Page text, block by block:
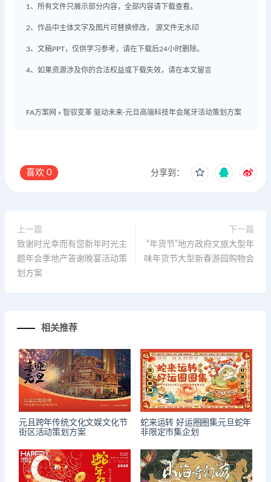
1、所有文件只展示部分内容，全部内容请下载查看。
2、作品中主体文字及图片可替换修改， 源文件无水印
3、文稿PPT，仅供学习参考，请在下载后24小时删除。
4、如果资源涉及你的合法权益或下载失效，请在本文留言
FA方案网 » 智驭变革 驱动未来-元旦高端科技年会尾牙活动策划方案
喜欢 0 分享到：
上一篇
致谢时光幸而有您新年时光主
题年会季地产答谢晚宴活动策
划方案
下一篇
“年货节”地方政府文旅大型年
味年货节大型新春游园购物会
相关推荐
元且跨年传统文化文娱文化节
街区活动策划方案
蛇来运转 好运圈圈集元旦蛇年
非限定市集企划